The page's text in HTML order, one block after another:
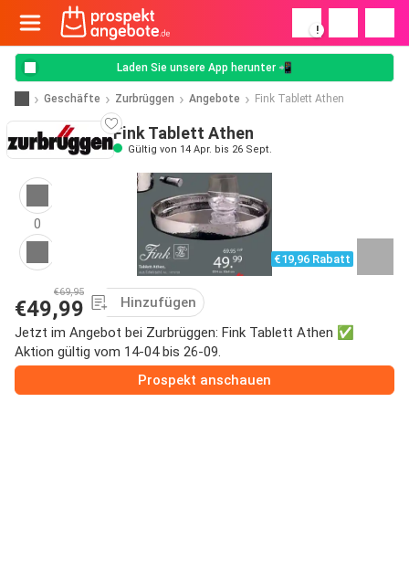
!
Laden Sie unsere App herunter 📲
Geschäfte Zurbrüggen Angebote Fink Tablett Athen
Fink Tablett Athen
Gültig von 14 Apr. bis 26 Sept.
0
€19,96 Rabatt
€69,95
€49,99
Hinzufügen
Jetzt im Angebot bei Zurbrüggen: Fink Tablett Athen ✅
Aktion gültig vom 14-04 bis 26-09.
Prospekt anschauen